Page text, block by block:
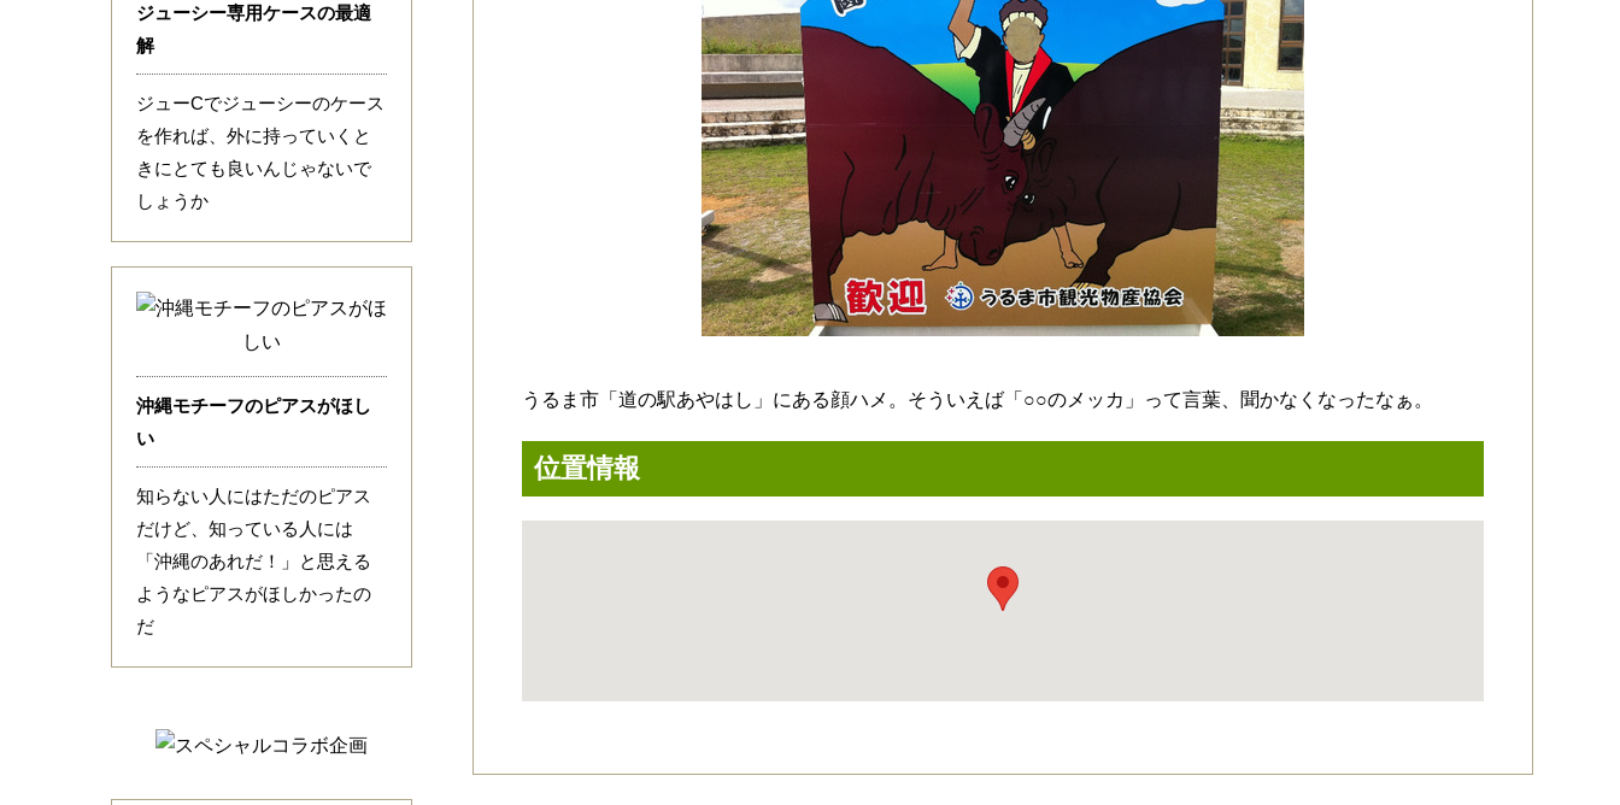
うるま市「道の駅あやはし」にある顔ハメ。そういえば「○○のメッカ」って言葉、聞かなくなったなぁ。
位置情報
ジューシー専用ケースの最適
解
ジューCでジューシーのケース
を作れば、外に持っていくと
きにとても良いんじゃないで
しょうか
沖縄モチーフのピアスがほし
い
知らない人にはただのピアス
だけど、知っている人には
「沖縄のあれだ！」と思える
ようなピアスがほしかったの
だ